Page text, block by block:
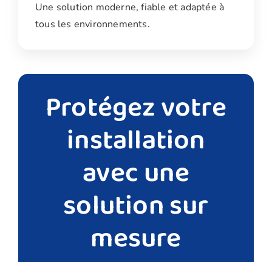
Une solution moderne, fiable et adaptée à
tous les environnements.
Protégez votre
installation
avec une
solution sur
mesure